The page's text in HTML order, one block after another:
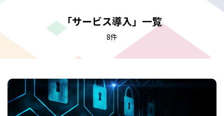
「サービス導入」一覧
8件